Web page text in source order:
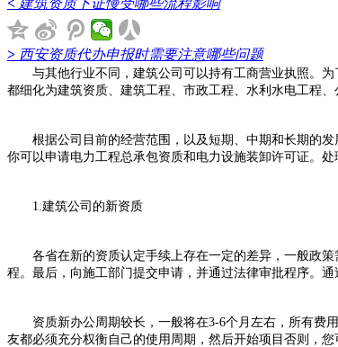
> 西安资质代办申报时需要注意哪些问题
与其他行业不同，建筑公司可以持有工商营业执照。为
都细化为建筑资质、建筑工程、市政工程、水利水电工程、
根据公司目前的经营范围，以及短期、中期和长期的发
你可以申请电力工程总承包资质和电力设施装卸许可证。
1.建筑公司的新资质
各省在新的资质认定手续上存在一定的差异，一般政策
程。最后，向施工部门提交申请，并通过法律审批程序。
资质新办公周期较长，一般将在3-6个月左右，所有费用
友都必须充分权衡自己的使用周期，然后开始项目否则，